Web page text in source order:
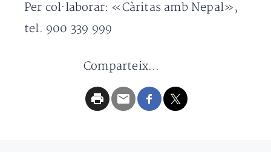
Per col·laborar: «Càritas amb Nepal»,
tel. 900 339 999
Comparteix...